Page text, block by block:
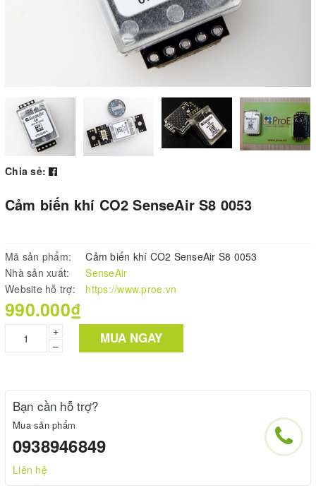
Chia sẻ:
Cảm biến khí CO2 SenseAir S8 0053
Mã sản phẩm:
Cảm biến khí CO2 SenseAir S8 0053
Nhà sản xuất:
SenseAir
Website hỗ trợ:
https://www.proe.vn
990.000₫
+
–
MUA NGAY
Bạn cần hỗ trợ?
Mua sản phẩm
0938946849
Liên hệ